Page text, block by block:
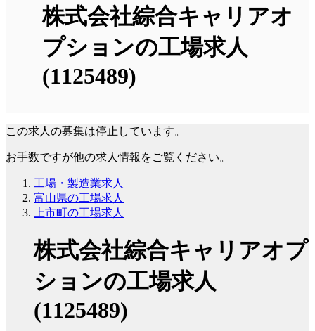
株式会社綜合キャリアオ
プションの工場求人
(1125489)
この求人の募集は停止しています。
お手数ですが他の求人情報をご覧ください。
工場・製造業求人
富山県の工場求人
上市町の工場求人
株式会社綜合キャリアオプ
ションの工場求人
(1125489)